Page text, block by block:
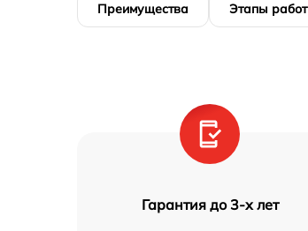
Преимущества Этапы работ
Гарантия до 3-х лет